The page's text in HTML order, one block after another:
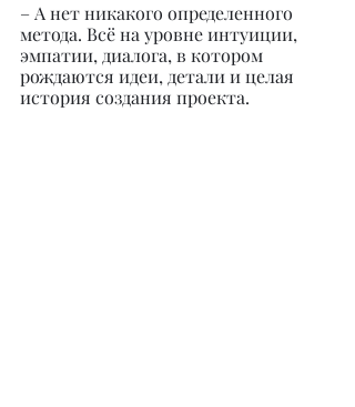
– А нет никакого определенного
метода. Всё на уровне интуиции,
эмпатии, диалога, в котором
рождаются идеи, детали и целая
история создания проекта.